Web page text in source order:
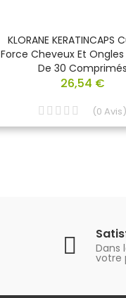
KLORANE KERATINCAPS
Force Cheveux Et Ongles
De 30 Comprimés
26,54 €
(0 Avis)
Dans
votre